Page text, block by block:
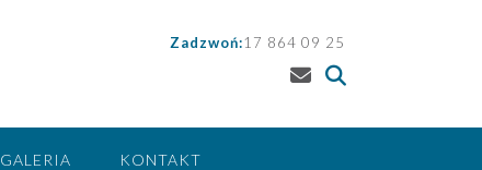
Zadzwoń:17 864 09 25
GALERIA KONTAKT